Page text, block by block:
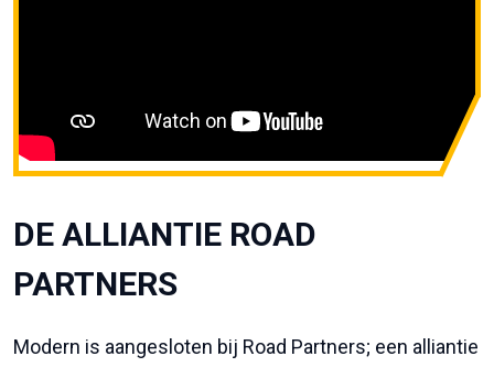
DE ALLIANTIE ROAD
PARTNERS
Modern is aangesloten bij Road Partners; een alliantie